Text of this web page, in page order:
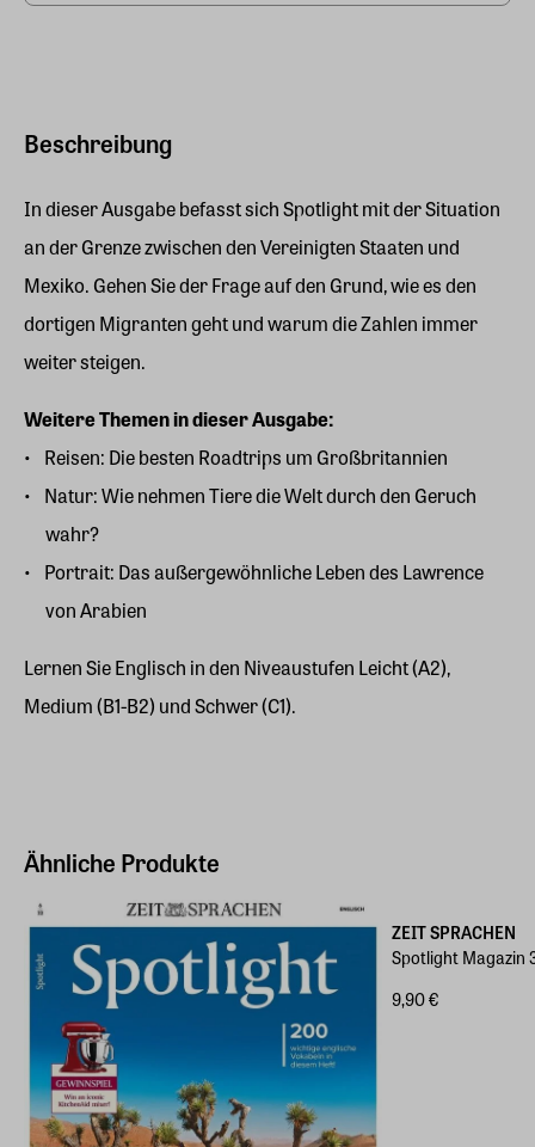
Beschreibung
In dieser Ausgabe befasst sich Spotlight mit der Situation
an der Grenze zwischen den Vereinigten Staaten und
Mexiko. Gehen Sie der Frage auf den Grund, wie es den
dortigen Migranten geht und warum die Zahlen immer
weiter steigen.
Weitere Themen in dieser Ausgabe:
Reisen: Die besten Roadtrips um Großbritannien
Natur: Wie nehmen Tiere die Welt durch den Geruch
wahr?
Portrait: Das außergewöhnliche Leben des Lawrence
von Arabien
Lernen Sie Englisch in den Niveaustufen Leicht (A2),
Medium (B1-B2) und Schwer (C1).
Ähnliche Produkte
ZEIT SPRACHEN
Spotlight Magazin
9,90 €